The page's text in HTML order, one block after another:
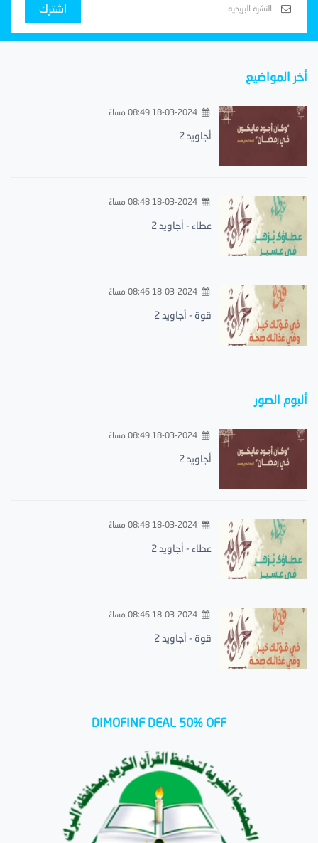
اشترك
أخر المواضيع
18-03-2024 08:49 مساءً
أجاويد 2
18-03-2024 08:48 مساءً
عطاء - أجاويد 2
18-03-2024 08:46 مساءً
قوة - أجاويد 2
ألبوم الصور
18-03-2024 08:49 مساءً
أجاويد 2
18-03-2024 08:48 مساءً
عطاء - أجاويد 2
18-03-2024 08:46 مساءً
قوة - أجاويد 2
DIMOFINF DEAL 50% OFF